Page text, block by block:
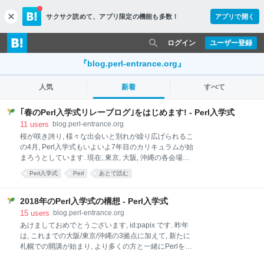
c
l
o
s
サクサク読めて、 アプリ限定の機能も多数！ アプリで開く
ユーザー登録
ログイン
『blog.perl-entrance.org』
人気 新着 すべて
｢春のPerl入学式リレーブログ｣をはじめます! - Perl入学式
11 users blog.perl-entrance.org
桜が咲き誇り, 様々な出会いと別れが繰り広げられるこ
の4月, Perl入学式もいよいよ7年目のカリキュラムが始
まろうとしています. 現在, 東京, 大阪, 沖縄の各会場に
ついて, 第1回の参加者の募集を行っています. perl-
entrance-tokyo.connpass.com perl-entrance-
okinawa.connpass.com お陰様で, 毎年多くの方に参加
頂いている｢Perl入学式｣ですが, もっと多くの方に(参
加する/しないはともかくとして)存在を知って頂きた
いですし, 参加を検討している方の, ｢ぶっちゃけ, 何を
やっているの?｣, ｢どういう人達がやっているの?｣とい
Perl入学式 Perl あとで読む
2018年のPerl入学式の構想 - Perl入学式
15 users blog.perl-entrance.org
あけましておめでとうございます, id:papix です. 昨年
は, これまでの大阪/東京/沖縄の3拠点に加えて, 新たに
札幌での開講が始まり, より多くの方と一緒にPerlを学